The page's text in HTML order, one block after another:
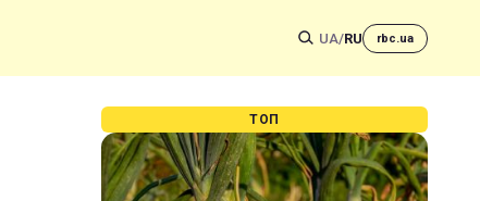
UA/RU rbc.ua
ТОП